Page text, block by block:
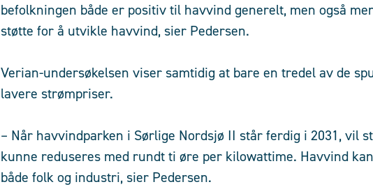
befolkningen både er positiv til havvind generelt, men også
støtte for å utvikle havvind, sier Pedersen.
Verian-undersøkelsen viser samtidig at bare en tredel av de
lavere strømpriser.
– Når havvindparken i Sørlige Nordsjø II står ferdig i 2031, vil
kunne reduseres med rundt ti øre per kilowattime. Havvind
både folk og industri, sier Pedersen.